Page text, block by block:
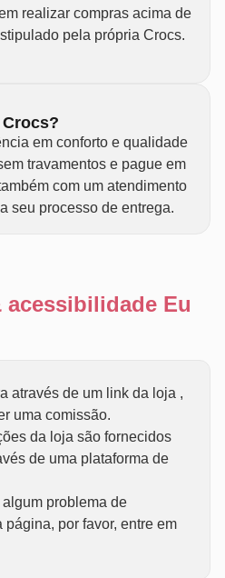
realizar compras acima de
pela própria Crocs.
em conforto e qualidade
travamentos e pague em
com um atendimento
seu processo de entrega.
acessibilidade Eu
através de um link da loja ,
uma comissão.
da loja são fornecidos
de uma plataforma de
problema de
por favor, entre em